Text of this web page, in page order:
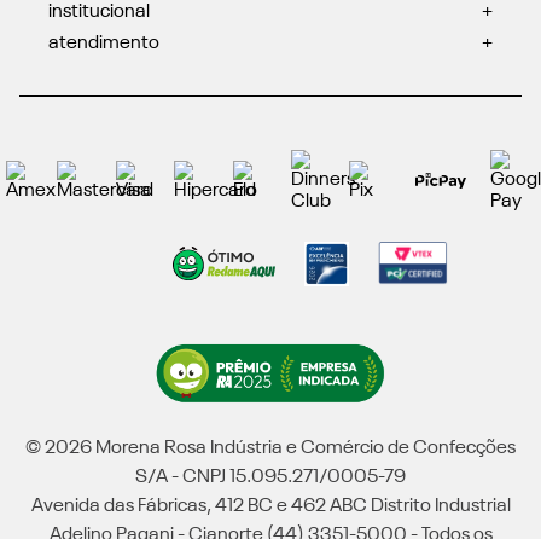
institucional
+
atendimento
+
© 2026 Morena Rosa Indústria e Comércio de Confecções
S/A - CNPJ 15.095.271/0005-79
Avenida das Fábricas, 412 BC e 462 ABC Distrito Industrial